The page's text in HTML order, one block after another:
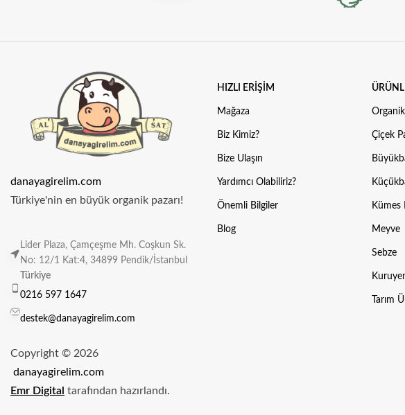
danayagirelim.com
Türkiye'nin en büyük organik pazarı!
Lider Plaza, Çamçeşme Mh. Coşkun Sk.
No: 12/1 Kat:4, 34899 Pendik/İstanbul
Türkiye
0216 597 1647
destek@danayagirelim.com
Copyright © 2026
danayagirelim.com
Emr Digital tarafından hazırlandı.
HIZLI ERIŞIM
Mağaza
Biz Kimiz?
Bize Ulaşın
Yardımcı Olabiliriz?
Önemli Bilgiler
Blog
Çiçek
Kümes
Meyve
Sebze
Tarım